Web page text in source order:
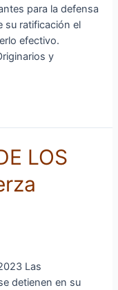
para la defensa
su ratificación el
efectivo.
y
LOS
Las
detienen en su